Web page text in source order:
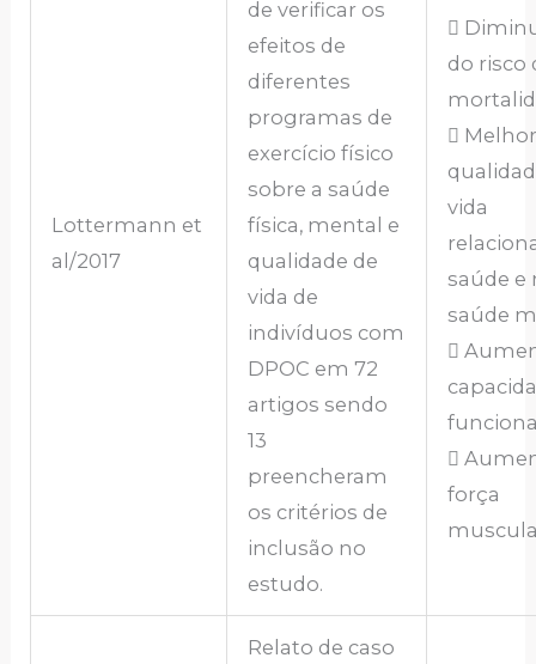
Lottermann et
al/2017
de verificar os
efeitos de
diferentes
programas de
exercício físico
sobre a saúde
física, mental e
qualidade de
vida de
indivíduos com
DPOC em 72
artigos sendo
13
preencheram
os critérios de
inclusão no
estudo.

do risco

vida
saúde e
saúde


força
Relato de caso